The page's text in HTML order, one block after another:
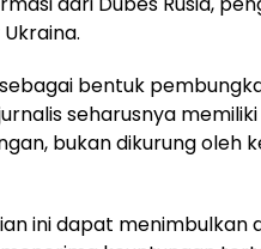
bentuk
seharusnya
bukan dikurung oleh
ini dapat menimbulkan